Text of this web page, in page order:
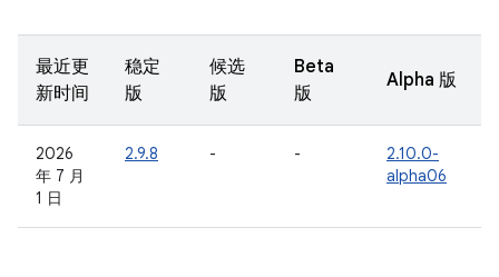
最近更
新时间
稳定
版
候选
版
Beta
版
Alpha 版
2026
年 7 月
1 日
2.9.8 - -
2.10.0-
alpha06